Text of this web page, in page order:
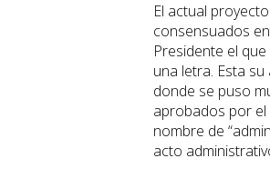
El actual
consensuados
Presidente el
una letra. Esta
donde se puso
aprobados por
nombre de
acto